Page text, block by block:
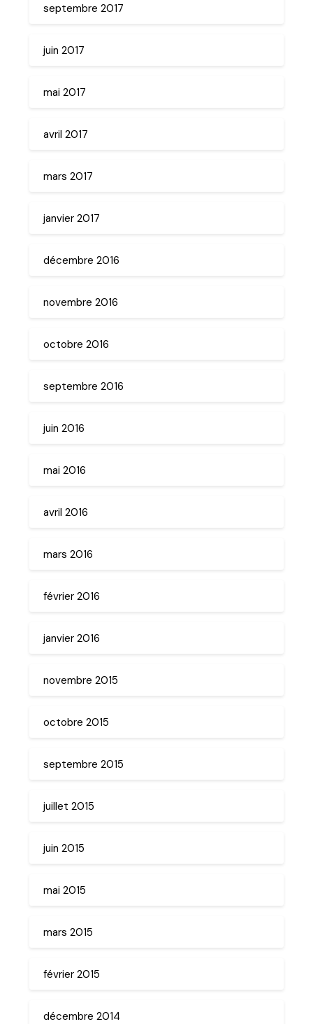
septembre 2017
juin 2017
mai 2017
avril 2017
mars 2017
janvier 2017
décembre 2016
novembre 2016
octobre 2016
septembre 2016
juin 2016
mai 2016
avril 2016
mars 2016
février 2016
janvier 2016
novembre 2015
octobre 2015
septembre 2015
juillet 2015
juin 2015
mai 2015
mars 2015
février 2015
décembre 2014